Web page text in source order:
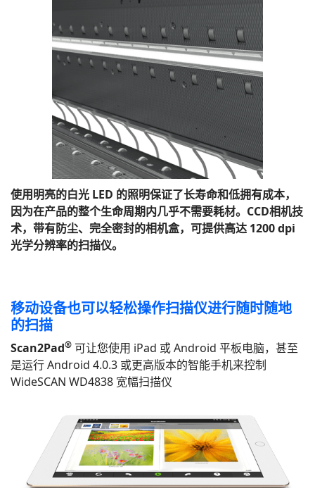
使用明亮的白光 LED 的照明保证了长寿命和低拥有成本，
因为在产品的整个生命周期内几乎不需要耗材。CCD相机技
术，带有防尘、完全密封的相机盒，可提供高达 1200 dpi
光学分辨率的扫描仪。
移动设备也可以轻松操作扫描仪进行随时随地
的扫描
Scan2Pad® 可让您使用 iPad 或 Android 平板电脑，甚至
是运行 Android 4.0.3 或更高版本的智能手机来控制
WideSCAN WD4838 宽幅扫描仪